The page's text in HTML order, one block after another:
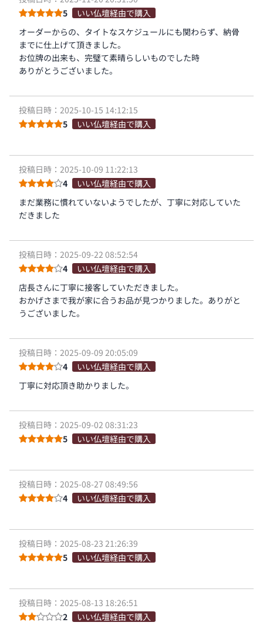
5
いい仏壇経由で購入
オーダーからの、タイトなスケジュールにも関わらず、納骨
までに仕上げて頂きました。
お位牌の出来も、完璧て素晴らしいものでした時
ありがとうございました。
投稿日時：2025-10-15 14:12:15
5
いい仏壇経由で購入
投稿日時：2025-10-09 11:22:13
4
いい仏壇経由で購入
まだ業務に慣れていないようでしたが、丁寧に対応していた
だきました
投稿日時：2025-09-22 08:52:54
4
いい仏壇経由で購入
店長さんに丁寧に接客していただきました。
おかげさまで我が家に合うお品が見つかりました。ありがと
うございました。
投稿日時：2025-09-09 20:05:09
4
いい仏壇経由で購入
丁寧に対応頂き助かりました。
投稿日時：2025-09-02 08:31:23
5
いい仏壇経由で購入
投稿日時：2025-08-27 08:49:56
4
いい仏壇経由で購入
投稿日時：2025-08-23 21:26:39
5
いい仏壇経由で購入
投稿日時：2025-08-13 18:26:51
2
いい仏壇経由で購入